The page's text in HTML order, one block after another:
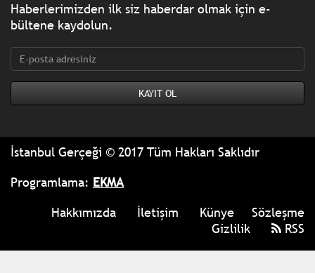
Haberlerimizden ilk siz haberdar olmak için e-
bültene kaydolun.
İstanbul Gerçeği © 2017 Tüm Hakları Saklıdır
Programlama: EKMA
Hakkımızda
İletişim Künye
Sözleşme
Gizlilik
RSS